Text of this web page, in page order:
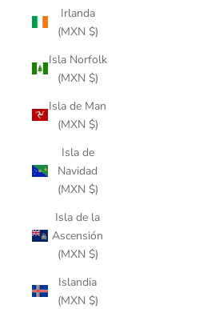
Irlanda
(MXN $)
Isla Norfolk
(MXN $)
Isla de Man
(MXN $)
Isla de
Navidad
(MXN $)
Isla de la
Ascensión
(MXN $)
Islandia
(MXN $)